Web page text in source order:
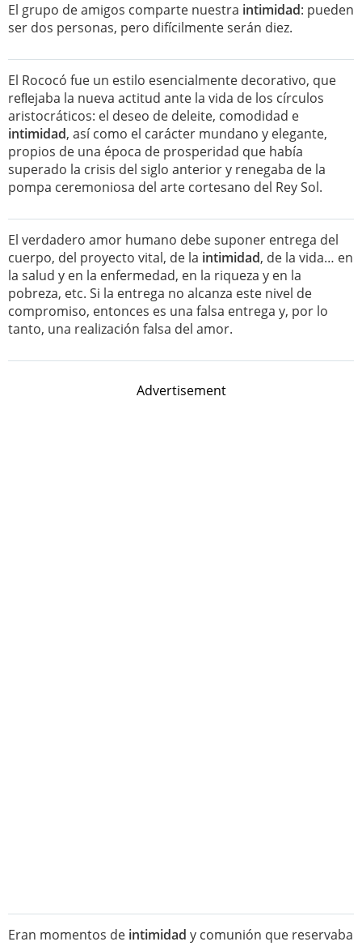
El grupo de amigos comparte nuestra intimidad: pueden
ser dos personas, pero difícilmente serán diez.
El Rococó fue un estilo esencialmente decorativo, que
reﬂejaba la nueva actitud ante la vida de los círculos
aristocráticos: el deseo de deleite, comodidad e
intimidad, así como el carácter mundano y elegante,
propios de una época de prosperidad que había
superado la crisis del siglo anterior y renegaba de la
pompa ceremoniosa del arte cortesano del Rey Sol.
El verdadero amor humano debe suponer entrega del
cuerpo, del proyecto vital, de la intimidad, de la vida… en
la salud y en la enfermedad, en la riqueza y en la
pobreza, etc. Si la entrega no alcanza este nivel de
compromiso, entonces es una falsa entrega y, por lo
tanto, una realización falsa del amor.
Advertisement
Eran momentos de intimidad y comunión que reservaba